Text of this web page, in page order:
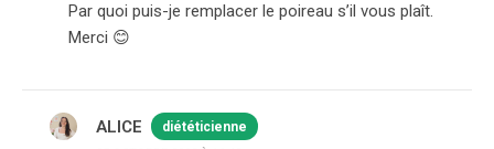
Par quoi puis-je remplacer le poireau s’il vous plaît.
Merci 😊
ALICE diététicienne